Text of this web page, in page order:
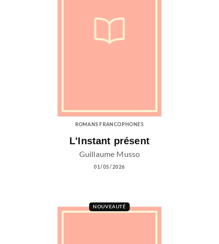
ROMANS FRANCOPHONES
L'Instant présent
Guillaume Musso
01/05/2026
NOUVEAUTÉ